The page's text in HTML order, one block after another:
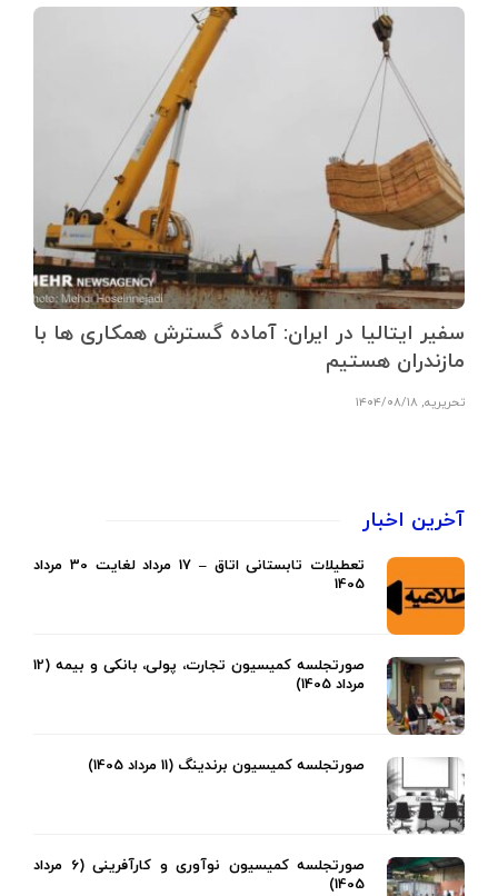
سفیر ایتالیا در ایران: آماده گسترش همکاری ها با
مازندران هستیم
تحریریه, ۱۴۰۴/۰۸/۱۸
آخرین اخبار
تعطیلات تابستانی اتاق – 17 مرداد لغایت 30 مرداد
1405
صورتجلسه کمیسیون تجارت، پولی، بانکی و بیمه (12
مرداد 1405)
صورتجلسه کمیسیون برندینگ (11 مرداد 1405)
صورتجلسه کمیسیون نوآوری و کارآفرینی (6 مرداد
1405)